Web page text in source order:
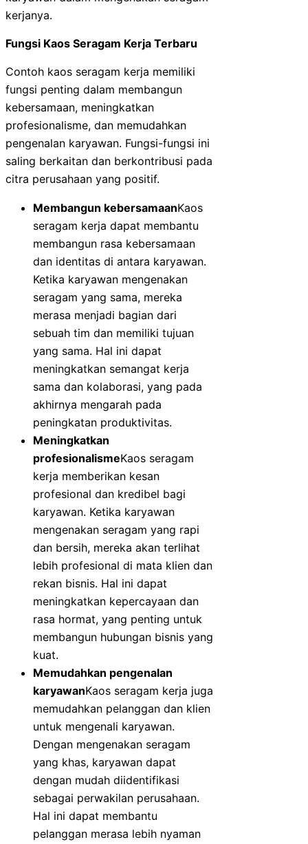
kerjanya.
Fungsi Kaos Seragam Kerja Terbaru
Contoh kaos seragam kerja memiliki
fungsi penting dalam membangun
kebersamaan, meningkatkan
profesionalisme, dan memudahkan
pengenalan karyawan. Fungsi-fungsi ini
saling berkaitan dan berkontribusi pada
citra perusahaan yang positif.
Membangun kebersamaanKaos
seragam kerja dapat membantu
membangun rasa kebersamaan
dan identitas di antara karyawan.
Ketika karyawan mengenakan
seragam yang sama, mereka
merasa menjadi bagian dari
sebuah tim dan memiliki tujuan
yang sama. Hal ini dapat
meningkatkan semangat kerja
sama dan kolaborasi, yang pada
akhirnya mengarah pada
peningkatan produktivitas.
Meningkatkan
profesionalismeKaos seragam
kerja memberikan kesan
profesional dan kredibel bagi
karyawan. Ketika karyawan
mengenakan seragam yang rapi
dan bersih, mereka akan terlihat
lebih profesional di mata klien dan
rekan bisnis. Hal ini dapat
meningkatkan kepercayaan dan
rasa hormat, yang penting untuk
membangun hubungan bisnis yang
kuat.
Memudahkan pengenalan
karyawanKaos seragam kerja juga
memudahkan pelanggan dan klien
untuk mengenali karyawan.
Dengan mengenakan seragam
yang khas, karyawan dapat
dengan mudah diidentifikasi
sebagai perwakilan perusahaan.
Hal ini dapat membantu
pelanggan merasa lebih nyaman